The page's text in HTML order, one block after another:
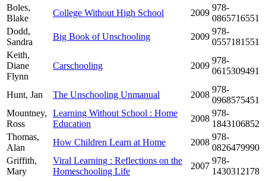
Boles,
Blake
College Without High School 2009
978-
0865716551
Dodd,
Sandra
Big Book of Unschooling 2009
978-
0557181551
Keith,
Diane
Flynn
Carschooling 2009
978-
0615309491
Hunt, Jan The Unschooling Unmanual 2008
978-
0968575451
Mountney,
Ross
Learning Without School : Home
Education
2008
978-
1843106852
Thomas,
Alan
How Children Learn at Home 2008
978-
0826479990
Griffith,
Mary
Viral Learning : Reflections on the
Homeschooling Life
2007
978-
1430312178